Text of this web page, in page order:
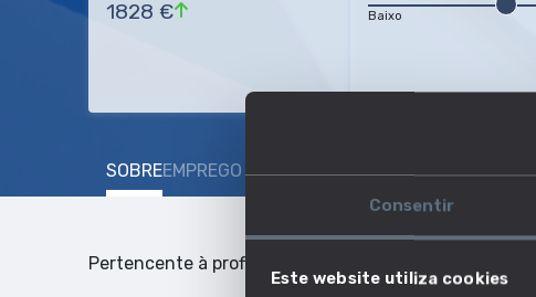
Consentir
Este website utiliza cookies
1828 € Baixo
SOBREEMPREGO E SALÁRIOEDUCAÇÃO E
Pertencente à profissão: